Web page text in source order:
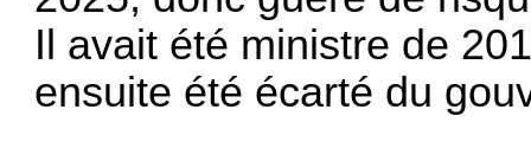
Il avait été ministre de
ensuite été écarté du